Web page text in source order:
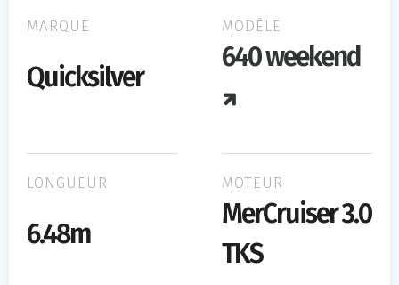
MARQUE
Quicksilver
MODÈLE
640 weekend
LONGUEUR
6.48m
MOTEUR
MerCruiser 3.0
TKS